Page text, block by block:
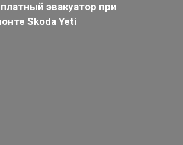
эвакуатор при
Skoda Yeti